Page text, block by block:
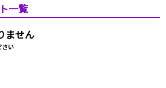
一覧
ません
さい